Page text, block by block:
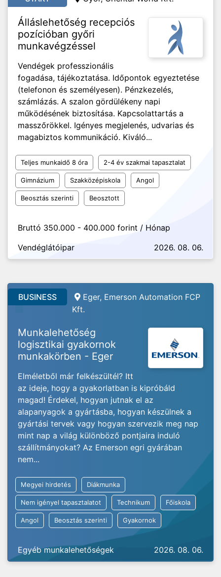
Álláslehetőség recepciós
pozícióban győri
munkavégzéssel
Vendégek professzionális
fogadása, tájékoztatása. Időpontok egyeztetése
(telefonon és személyesen). Pénzkezelés,
számlázás. A szalon gördülékeny napi
működésének biztosítása. Kapcsolattartás a
masszőrökkel. Igényes megjelenés, udvarias és
magabiztos kommunikáció. Kiváló...
Teljes munkaidő 8 óra 2-4 év szakmai tapasztalat
Gimnázium Szakközépiskola Angol
Beosztás szerinti Beosztott
Bruttó 350.000 - 400.000 forint / Hónap
Vendéglátóipar
2026. 08. 06.
BUSINESS
Eger, Emerson Automation FCP
Kft.
Munkalehetőség
logisztikai gyakornok
munkakörben - Eger
Elméletből már felkészültél? Itt
az ideje, hogy a gyakorlatban is kipróbáld
magad! Érdekel, hogyan jutnak el az
alapanyagok a gyártásba, hogyan készülnek a
gyártási tervek vagy hogyan szervezik meg nap
mint nap a világ különböző pontjaira induló
szállítmányokat? Az Emerson egri gyárában
nem...
Megyei hirdetés Diákmunka
Nem igényel tapasztalatot Technikum Főiskola
Angol Beosztás szerinti Gyakornok
Egyéb munkalehetőségek 2026. 08. 06.